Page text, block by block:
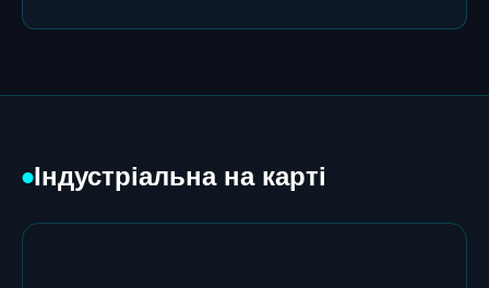
●Індустріальна на карті